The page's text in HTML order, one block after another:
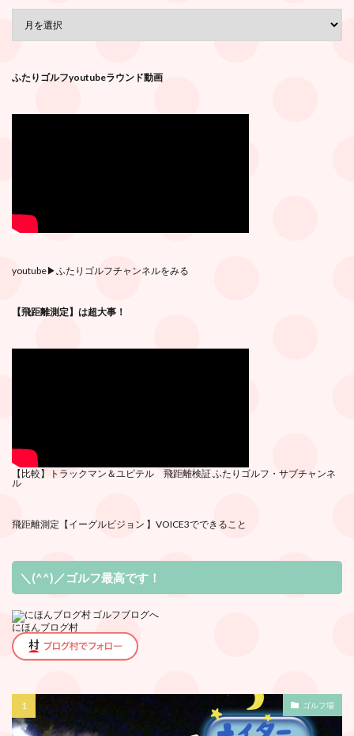
ふたりゴルフyoutubeラウンド動画
youtube▶︎ふたりゴルフチャンネルをみる
【飛距離測定】は超大事！
【比較】トラックマン＆ユピテル 飛距離検証ふたりゴルフ・サブチ ャンネ
ル
飛距離測定 【イーグルビジョン 】VOICE3でできること
＼(^^)／ゴルフ最高です！
にほんブログ村
ゴルフ場